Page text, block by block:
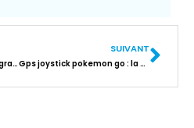
Programmer un post Instagram gratuit : les meilleurs outils pour gagner du temps
SUIVANT
Gps joystick pokemon go : la méthode fiable pour simuler vos déplacements